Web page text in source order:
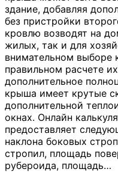
здание, добавляя
без пристройки
кровлю возводят на
жилых, так и для
внимательном выборе
правильном расчете
дополнительное
крыша имеет крутые
дополнительной
окнах. Онлайн
предоставляет
наклона боковых
стропил, площадь
рубероида, площадь…